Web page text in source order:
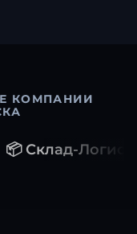
КОМПАНИИ
📦 Склад-